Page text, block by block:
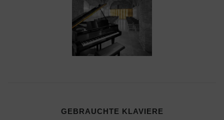
GEBRAUCHTE KLAVIERE